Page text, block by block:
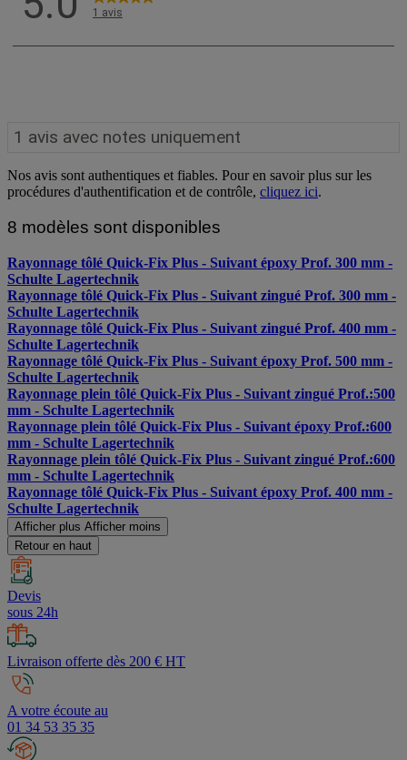
Nos avis sont authentiques et fiables. Pour en savoir plus sur les
procédures d'authentification et de contrôle, cliquez ici.
8 modèles sont disponibles
Rayonnage tôlé Quick-Fix Plus - Suivant époxy Prof. 300 mm -
Schulte Lagertechnik
Rayonnage tôlé Quick-Fix Plus - Suivant zingué Prof. 300 mm -
Schulte Lagertechnik
Rayonnage tôlé Quick-Fix Plus - Suivant zingué Prof. 400 mm -
Schulte Lagertechnik
Rayonnage tôlé Quick-Fix Plus - Suivant époxy Prof. 500 mm -
Schulte Lagertechnik
Rayonnage plein tôlé Quick-Fix Plus - Suivant zingué Prof.:500
mm - Schulte Lagertechnik
Rayonnage plein tôlé Quick-Fix Plus - Suivant époxy Prof.:600
mm - Schulte Lagertechnik
Rayonnage plein tôlé Quick-Fix Plus - Suivant zingué Prof.:600
mm - Schulte Lagertechnik
Rayonnage tôlé Quick-Fix Plus - Suivant époxy Prof. 400 mm -
Schulte Lagertechnik
Afficher plus Afficher moins
Retour en haut
Devis
sous 24h
Livraison offerte dès 200 € HT
A votre écoute au
01 34 53 35 35